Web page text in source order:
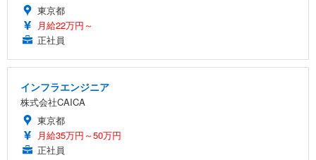
東京都
月給22万円～
正社員
インフラエンジニア
株式会社CAICA
東京都
月給35万円～50万円
正社員